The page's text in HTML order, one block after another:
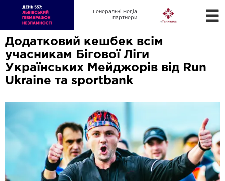
Генеральні медіа
партнери
Додатковий кешбек всім
учасникам Бігової Ліги
Українських Мейджорів від Run
Ukraine та sportbank